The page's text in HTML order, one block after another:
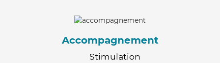
Accompagnement
Stimulation